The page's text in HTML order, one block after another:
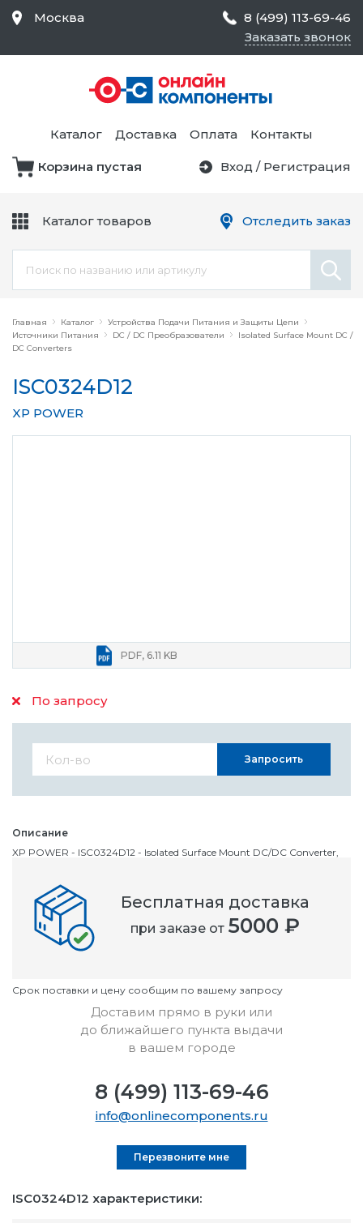
Главная Каталог
Устройства Подачи Питания и Защиты Цепи
Источники Питания
DC / DC Преобразователи
Isolated Surface Mount DC /
DC Converters
ISC0324D12
XP POWER
По запросу
PDF, 6.11 KB
Описание
XP POWER - ISC0324D12 - Isolated Surface Mount DC/DC Converter,
Номенклатурный номер
OC2643311
Cрок поставки и цену сообщим по вашему запросу
Запросить
ISC0324D12 характеристики:
Бесплатная доставка
при заказе от 5000 ₽
Доставим прямо в руки или
до ближайшего пункта выдачи
в вашем городе
8 (499) 113-69-46
info@onlinecomponents.ru
Перезвоните мне
Москва
8 (499) 113-69-46
Заказать звонок
Каталог Доставка Оплата Контакты
Корзина пустая Вход / Регистрация
Каталог товаров
Средства Контроля
Статического
Электричества и
Безопасности,
Товары для Чистых
Цепи
Оборудование
Отследить заказ